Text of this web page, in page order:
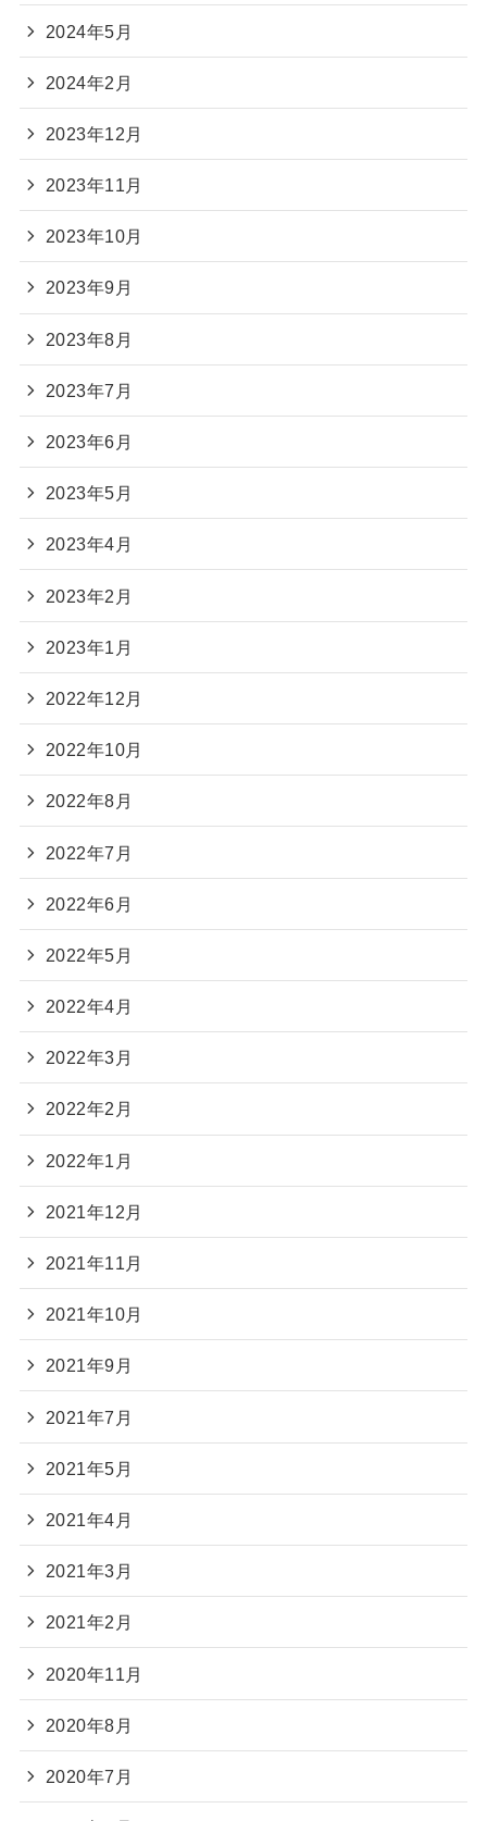
2024年5月
2024年2月
2023年12月
2023年11月
2023年10月
2023年9月
2023年8月
2023年7月
2023年6月
2023年5月
2023年4月
2023年2月
2023年1月
2022年12月
2022年10月
2022年8月
2022年7月
2022年6月
2022年5月
2022年4月
2022年3月
2022年2月
2022年1月
2021年12月
2021年11月
2021年10月
2021年9月
2021年7月
2021年5月
2021年4月
2021年3月
2021年2月
2020年11月
2020年8月
2020年7月